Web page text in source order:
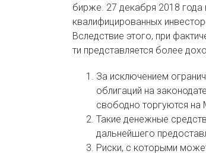
бирже. 27 декабря 2018 года
квалифицированных
Вследствие этого, при
ти представляется более
За исключением
облигаций на
свободно торгуются
Такие денежные
дальнейшего
Риски, с которыми